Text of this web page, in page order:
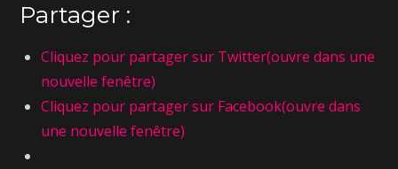
Partager :
Cliquez pour partager sur Twitter(ouvre dans une
nouvelle fenêtre)
Cliquez pour partager sur Facebook(ouvre dans
une nouvelle fenêtre)